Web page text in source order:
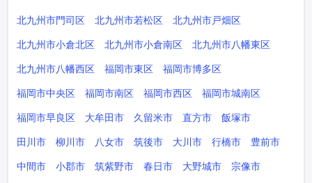
北九州市門司区 北九州市若松区 北九州市戸畑区
北九州市小倉北区 北九州市小倉南区 北九州市八幡東区
北九州市八幡西区 福岡市東区 福岡市博多区
福岡市中央区 福岡市南区 福岡市西区 福岡市城南区
福岡市早良区 大牟田市 久留米市 直方市 飯塚市
田川市 柳川市 八女市 筑後市 大川市 行橋市 豊前市
中間市 小郡市 筑紫野市 春日市 大野城市 宗像市